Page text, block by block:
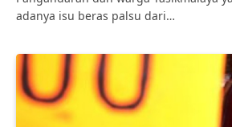
adanya isu beras palsu dari…